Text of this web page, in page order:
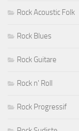
Rock Acoustic Folk
Rock Blues
Rock Guitare
Rock n' Roll
Rock Progressif